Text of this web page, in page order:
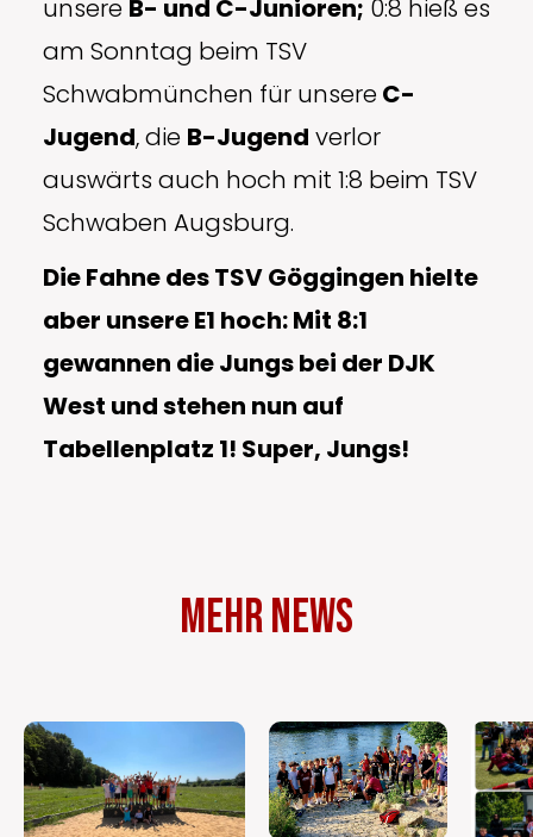
unsere B- und C-Junioren; 0:8 hieß es
am Sonntag beim TSV
Schwabmünchen für unsereC-
Jugend, die B-Jugend verlor
auswärts auch hoch mit 1:8 beim TSV
Schwaben Augsburg.
Die Fahne des TSV Göggingen hielte
aber unsere E1 hoch: Mit 8:1
gewannen die Jungs bei der DJK
West und stehen nun auf
Tabellenplatz 1! Super, Jungs!
Mehr News